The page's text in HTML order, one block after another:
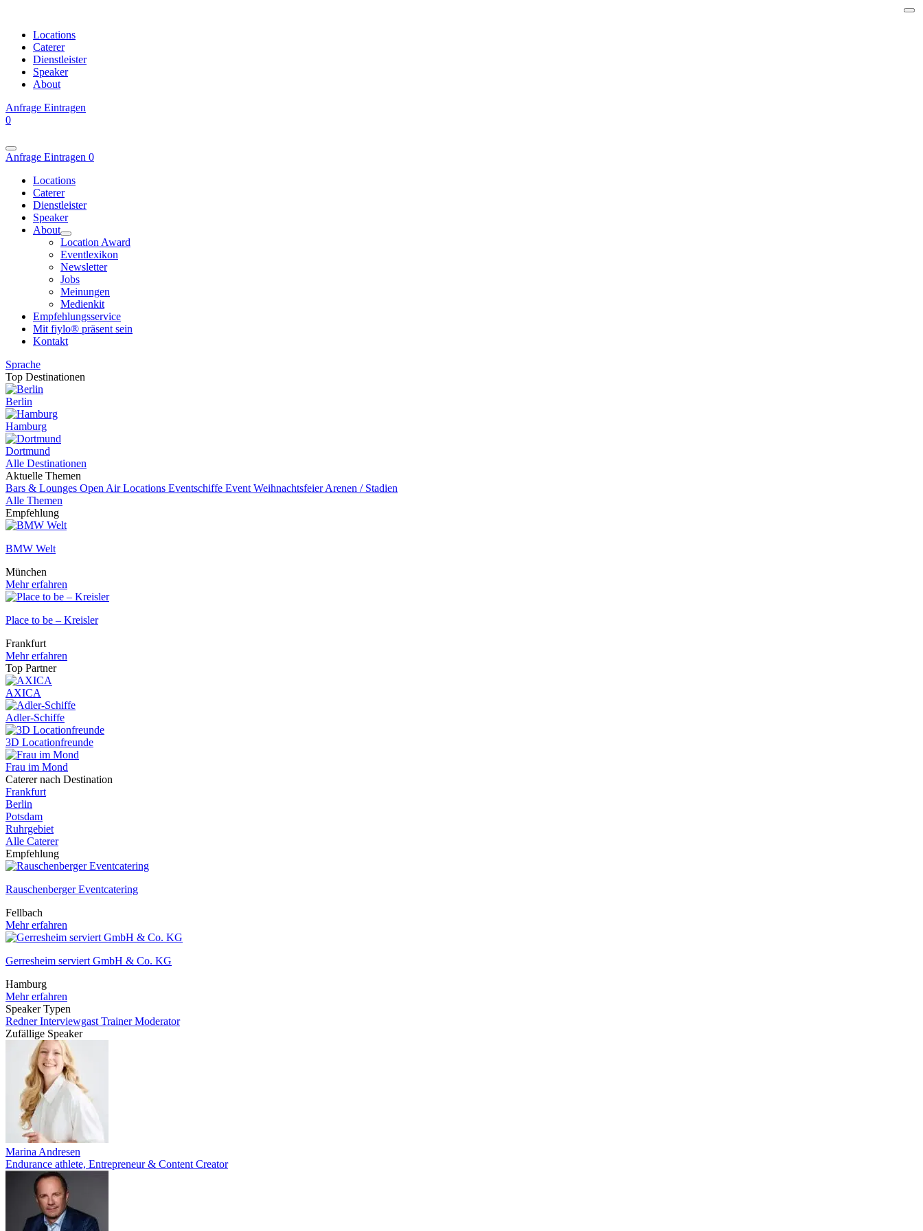
Locations
Caterer
Dienstleister
Speaker
About
Anfrage Eintragen
0
Anfrage Eintragen 0
Locations
Caterer
Dienstleister
Speaker
About
Location Award
Eventlexikon
Newsletter
Jobs
Meinungen
Medienkit
Empfehlungsservice
Mit fiylo® präsent sein
Kontakt
Sprache
Top Destinationen
Berlin
Hamburg
Dortmund
Alle Destinationen
Aktuelle Themen
Bars & Lounges Open Air Locations Eventschiffe Event WeihnachtsfeierArenen / Stadien
Alle Themen
Empfehlung
BMW Welt
München
Mehr erfahren
Place to be – Kreisler
Frankfurt
Mehr erfahren
Top Partner
AXICA
Adler-Schiffe
3D Locationfreunde
Frau im Mond
Caterer nach Destination
Frankfurt
Berlin
Potsdam
Ruhrgebiet
Alle Caterer
Empfehlung
Rauschenberger Eventcatering
Fellbach
Mehr erfahren
Gerresheim serviert GmbH & Co. KG
Hamburg
Mehr erfahren
Speaker Typen
RednerInterviewgast TrainerModerator
Zufällige Speaker
Marina Andresen
Endurance athlete, Entrepreneur & Content Creator